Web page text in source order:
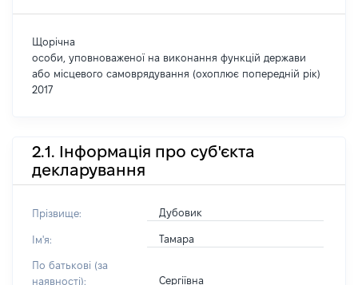
Щорічна
особи, уповноваженої на виконання функцій держави
або місцевого самоврядування (охоплює попередній рік)
2017
2.1. Інформація про суб'єкта
декларування
Прізвище: Дубовик
Ім'я: Тамара
По батькові (за
наявності):
Сергіївна